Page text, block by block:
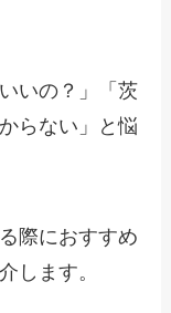
いの？」「茨
らない」と悩
際におすすめ
します。